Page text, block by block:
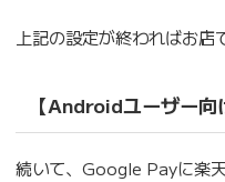
上記の設定が終わればお店
【Androidユーザー
続いて、Google Payに楽